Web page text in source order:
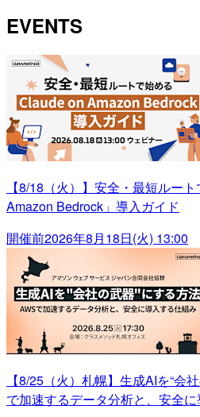
EVENTS
【8/18（火）】安全・最短ルー
Amazon Bedrock」導入ガイド
開催前2026年8月18日(火) 13:00
【8/25（火）札幌】生成AIを“会
で加速するデータ分析と、安全